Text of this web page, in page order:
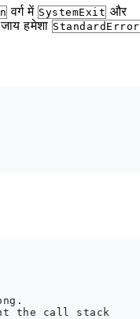
वर्ग में SystemExit और
हमेशा StandardError
the call stack